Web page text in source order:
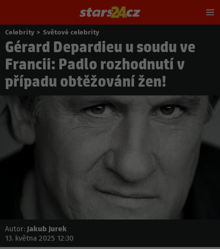
Nacházíte
se
zde:
Celebrity > Světové celebrity
Gérard Depardieu u soudu ve
Francii: Padlo rozhodnutí v
případu obtěžování žen!
Autor: Jakub Jurek
13. května 2025 12:30